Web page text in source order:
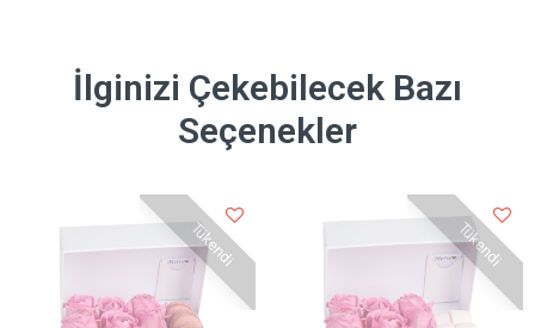
İlginizi Çekebilecek Bazı
Seçenekler
Tükendi Tükendi